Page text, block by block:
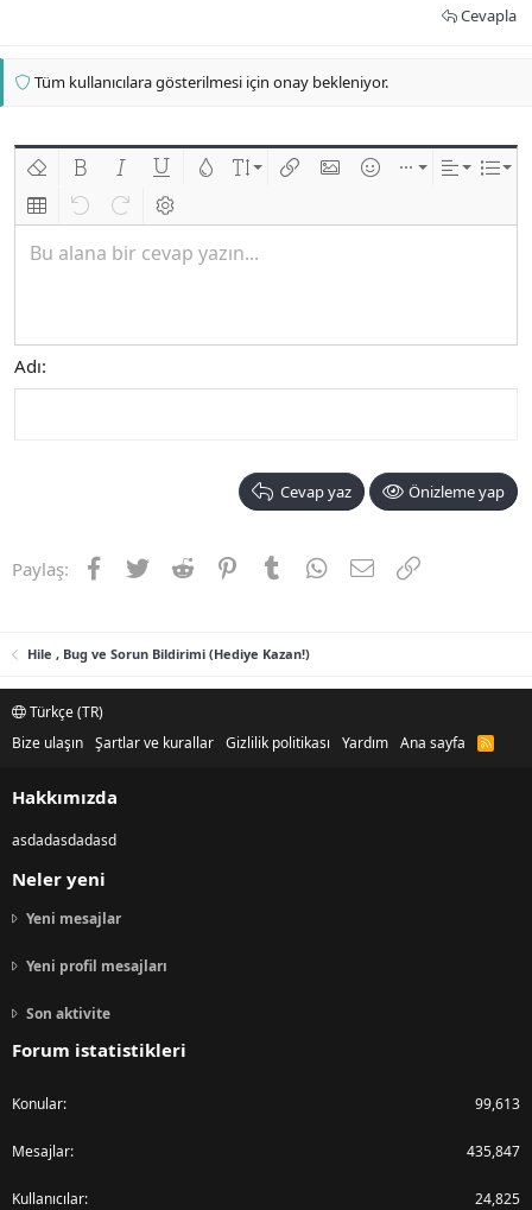
Cevapla
Tüm kullanıcılara gösterilmesi için onay bekleniyor.
Biçimlendirmeyi kaldır
Kalın Yatık Altını çiz
Insert table
Geri alileri alBB kodunu değiştir
Bu alana bir cevap yazın...
Adı
Cevap yaz Önizleme yap
Paylaş: Facebook
TwitterReddit PinterestTumblrWhatsApp
E-postaLink
Hile , Bug ve Sorun Bildirimi (Hediye Kazan!)
Türkçe (TR)
Bize ulaşın Şartlar ve kurallar Gizlilik politikası Yardım Ana sayfa
R
S
Hakkımızda
asdadasdadasd
Neler yeni
Yeni mesajlar
Yeni profil mesajları
Son aktivite
Forum istatistikleri
Konular 99,613
Mesajlar 435,847
Kullanıcılar 24,825